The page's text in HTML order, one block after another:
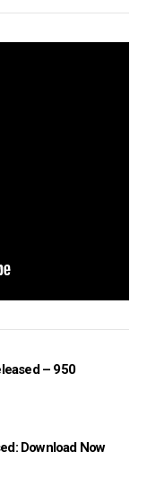
– 950
Download Now